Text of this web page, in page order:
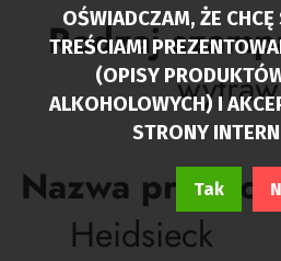
Rodzaj
Nazwa
OŚWIADCZAM, ŻE
TREŚCIAMI
(OPISY
ALKOHOLOWYCH) I
STRONY
Tak